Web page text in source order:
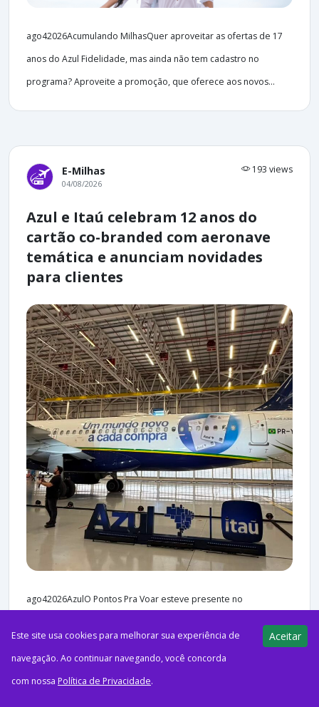
ago42026Acumulando MilhasQuer aproveitar as ofertas de 17
anos do Azul Fidelidade, mas ainda não tem cadastro no
programa? Aproveite a promoção, que oferece aos novos...
E-Milhas 193 views
04/08/2026
Azul e Itaú celebram 12 anos do
cartão co-branded com aeronave
temática e anunciam novidades
para clientes
ago42026AzulO Pontos Pra Voar esteve presente no
com executivos das duas empresas, que adiantaram que...
Este site usa cookies para melhorar sua experiência de
navegação. Ao continuar navegando, você concorda
com nossa Política de Privacidade.
Aceitar